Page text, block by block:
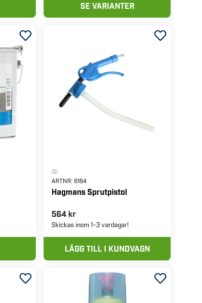
SE VARIANTER
(5)
ARTNR:6164
Hagmans Sprutpistol
564 kr
Skickas inom 1-3 vardagar!
LÄGG TILL I KUNDVAGN